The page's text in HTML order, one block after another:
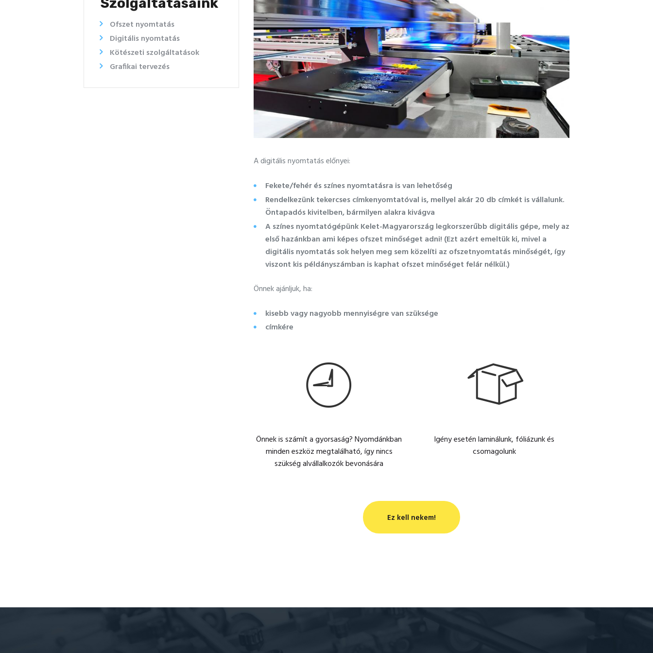
A digitális nyomtatás előnyei:
Fekete/fehér és színes nyomtatásra is van lehetőség
Rendelkezünk tekercses címkenyomtatóval is, mellyel akár 20 db címkét is vállalunk.
Öntapadós kivitelben, bármilyen alakra kivágva
A színes nyomtatógépünk Kelet-Magyarország legkorszerűbb digitális gépe, mely az
első hazánkban ami képes ofszet minőséget adni! (Ezt azért emeltük ki, mivel a
digitális nyomtatás sok helyen meg sem közelíti az ofszetnyomtatás minőségét, így
viszont kis példányszámban is kaphat ofszet minőséget felár nélkül.)
Önnek ajánljuk, ha:
kisebb vagy nagyobb mennyiségre van szüksége
címkére
Önnek is számít a gyorsaság? Nyomdánkban
minden eszköz megtalálható, így nincs
szükség alvállalkozók bevonására
Igény esetén laminálunk, fóliázunk és
csomagolunk
Ez kell nekem!
Szolgáltatásaink
Ofszet nyomtatás
Digitális nyomtatás
Kötészeti szolgáltatások
Grafikai tervezés